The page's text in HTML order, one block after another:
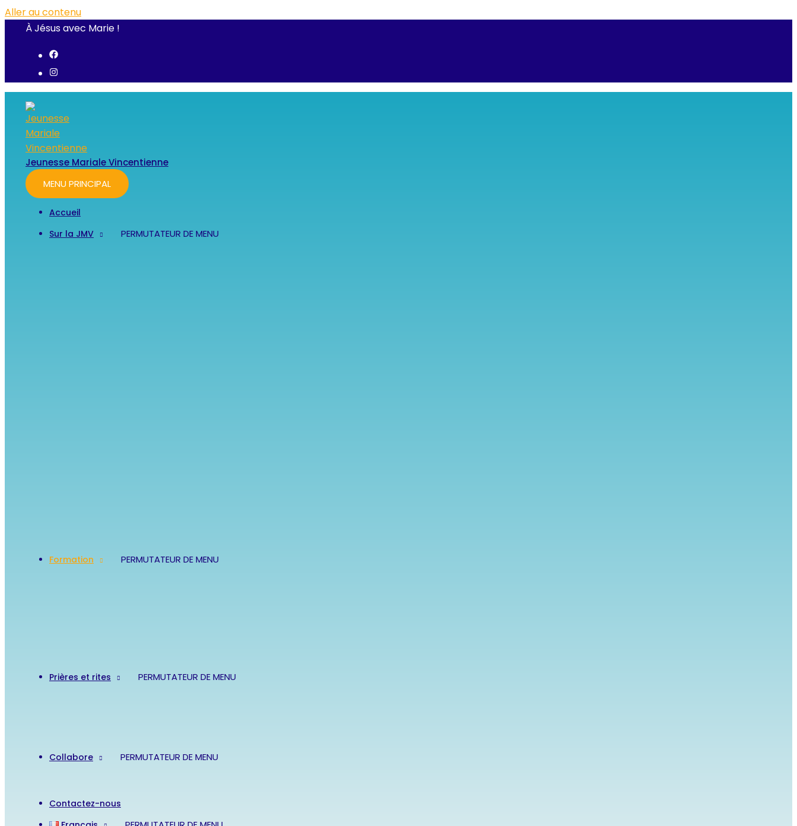
Aller au contenu
À Jésus avec Marie !
Jeunesse Mariale Vincentienne
MENU PRINCIPAL
Accueil
Sur la JMV
PERMUTATEUR DE MENU
Formation PERMUTATEUR DE MENU
Prières et rites PERMUTATEUR DE MENU
Collabore PERMUTATEUR DE MENU
Contactez-nous